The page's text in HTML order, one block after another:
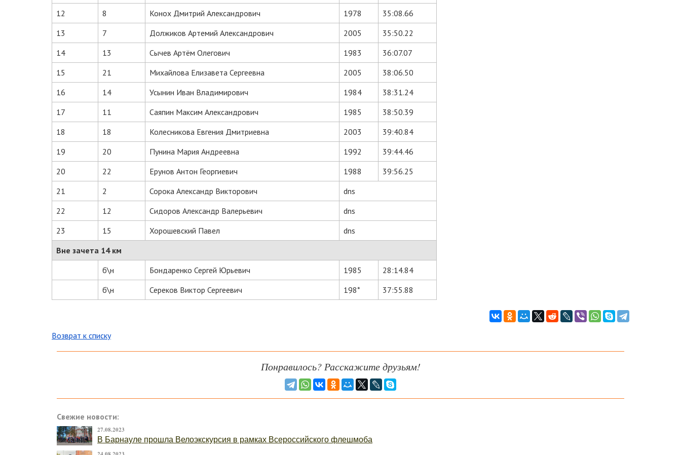
12
8 Конох Дмитрий Александрович 1978
35:08.66
13
7 Должиков Артемий Александрович 2005
35:50.22
14
13 Сычев Артём Олегович 1983
36:07.07
15
21 Михайлова Елизавета Сергеевна 2005
38:06.50
16
14 Усынин Иван Владимирович 1984
38:31.24
17
11 Саяпин Максим Александрович 1985
38:50.39
18
18 Колесникова Евгения Дмитриевна 2003
39:40.84
19
20 Пунина Мария Андреевна 1992
39:44.46
20
22 Ерунов Антон Георгиевич 1988
39:56.25
21
2 Сорока Александр Викторович
dns
22
12 Сидоров Александр Валерьевич
dns
23
15 Хорошевский Павел
dns
Вне зачета 14 км
б\н
Бондаренко Сергей Юрьевич 1985
28:14.84
б\н
Сереков Виктор Сергеевич 198* 37:55.88
Возврат к списку
Понравилось? Расскажите друзьям!
Свежие новости:
27.08.2023
В Барнауле прошла Велоэкскурсия в рамках Всероссийского флешмоба